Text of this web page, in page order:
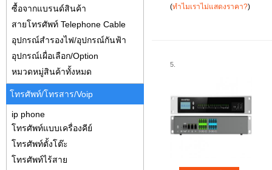
(ทำไมเราไม่แสดงราคา?)
5.
ซื้อจากแบรนด์สินค้า
สายโทรศัพท์ Telephone Cable
อุปกรณ์สำรองไฟ/อุปกรณ์กันฟ้า
อุปกรณ์เผื่อเลือก/Option
หมวดหมู่สินค้าทั้งหมด
โทรศัพท์/โทรสาร/Voip
ip phone
โทรศัพท์แบบเครื่องคีย์
โทรศัพท์ตั้งโต๊ะ
โทรศัพท์ไร้สาย